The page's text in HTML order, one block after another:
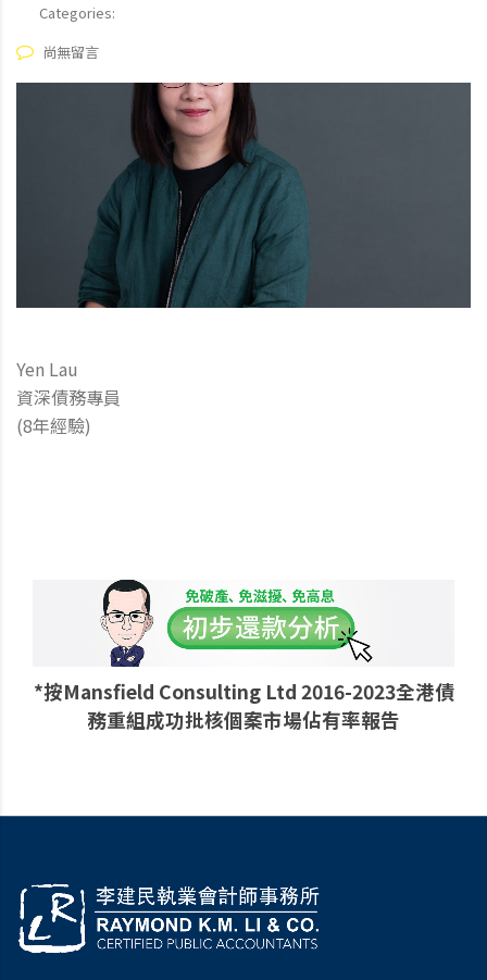
Categories:
尚無留言
Yen Lau
資深債務專員
(8年經驗)
*按Mansfield Consulting Ltd 2016-2023全港債
務重組成功批核個案市場佔有率報告